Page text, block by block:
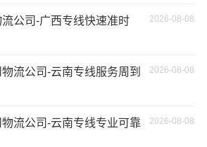
2026-08-08
公司-广西专线快速准时
2026-08-08
流公司-云南专线服务周到
2026-08-08
流公司-云南专线专业可靠